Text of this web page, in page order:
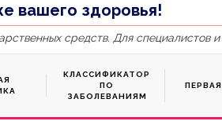
вашего здоровья!
средств. Для специалистов
КЛАССИФИКАТОР
ПО
ЗАБОЛЕВАНИЯМ